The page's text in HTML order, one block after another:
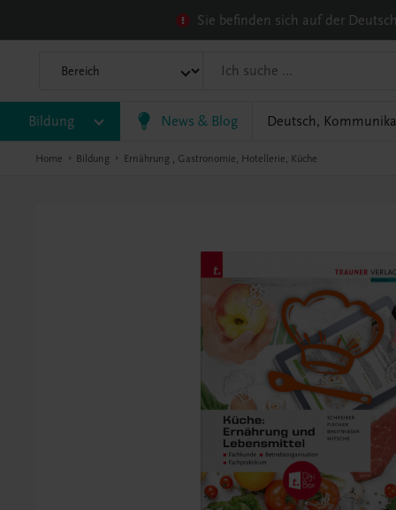
Sie befinden sich auf der
Bildung News & Blog Deutsch,
Home Bildung Ernährung, Gastronomie, Hotellerie, Küche